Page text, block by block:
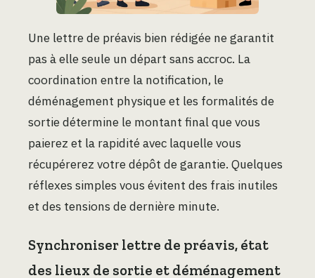
Une lettre de préavis bien rédigée ne garantit
pas à elle seule un départ sans accroc. La
coordination entre la notification, le
déménagement physique et les formalités de
sortie détermine le montant final que vous
paierez et la rapidité avec laquelle vous
récupérerez votre dépôt de garantie. Quelques
réflexes simples vous évitent des frais inutiles
et des tensions de dernière minute.
Synchroniser lettre de préavis, état
des lieux de sortie et déménagement